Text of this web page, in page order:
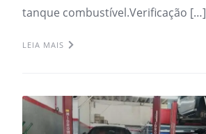
tanque combustível.Verificação […]
LEIA MAIS